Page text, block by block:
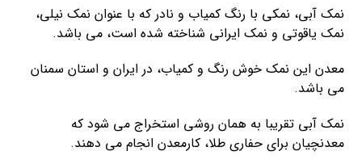
نمک آبی، نمکی با رنگ کمیاب و نادر که با عنوان نمک نیلی،
نمک یاقوتی و نمک ایرانی شناخته شده است، می باشد.
معدن این نمک خوش رنگ و کمیاب، در ایران و استان سمنان
می باشد.
نمک آبی تقریبا به همان روشی استخراج می شود که
معدنچیان برای حفاری طلا، کارمعدن انجام می دهند.